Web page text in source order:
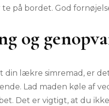
på bordet. God
og
din lækre simremad, er
Lad maden køle af
Det er vigtigt, at du